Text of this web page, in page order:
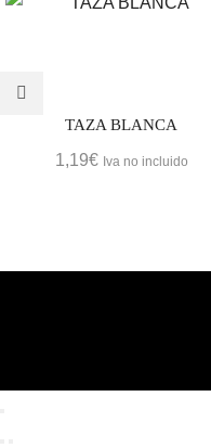
TAZA BLANCA
1,19€ Iva no incluido